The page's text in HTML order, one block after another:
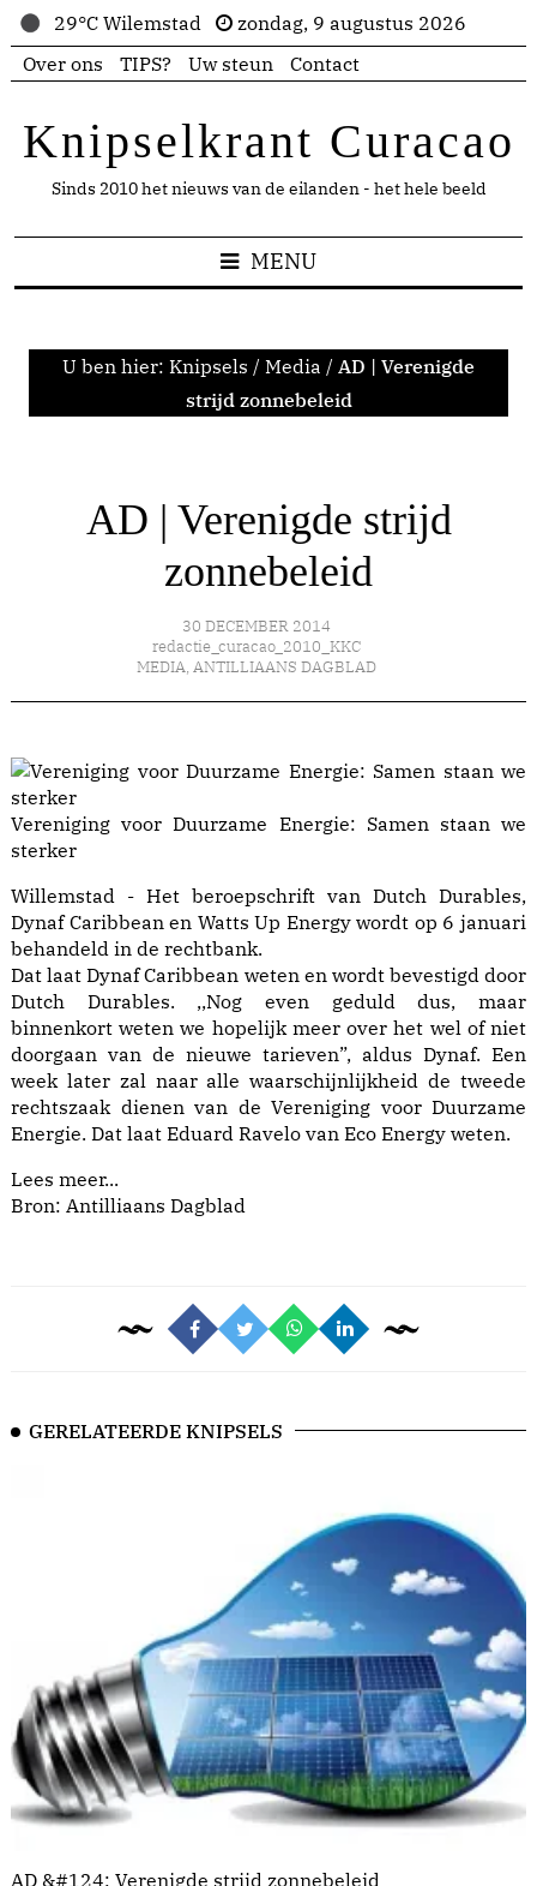
29°C Wilemstad
zondag, 9 augustus 2026
Over ons
TIPS? Uw steun Contact
Knipselkrant Curacao
Sinds 2010 het nieuws van de eilanden - het hele beeld
MENU
U ben hier: Knipsels / Media / AD | Verenigde
strijd zonnebeleid
AD | Verenigde strijd
zonnebeleid
30 DECEMBER 2014
redactie_curacao_2010_KKC
MEDIA, ANTILLIAANS DAGBLAD
Vereniging voor Duurzame Energie: Samen staan we
sterker
Willemstad - Het beroepschrift van Dutch Durables,
Dynaf Caribbean en Watts Up Energy wordt op 6 januari
behandeld in de rechtbank.
Dat laat Dynaf Caribbean weten en wordt bevestigd door
Dutch Durables. ,,Nog even geduld dus, maar
binnenkort weten we hopelijk meer over het wel of niet
doorgaan van de nieuwe tarieven”, aldus Dynaf. Een
week later zal naar alle waarschijnlijkheid de tweede
rechtszaak dienen van de Vereniging voor Duurzame
Energie. Dat laat Eduard Ravelo van Eco Energy weten.
Lees meer...
Bron: Antilliaans Dagblad
GERELATEERDE KNIPSELS
AD &#124; Verenigde strijd zonnebeleid